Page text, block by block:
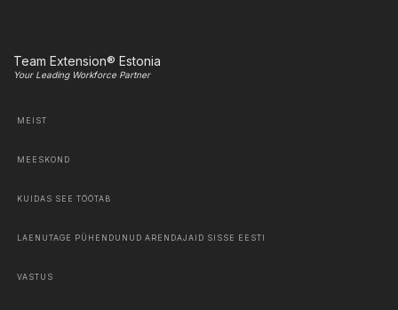
Team Extension® Estonia
Your Leading Workforce Partner
MEIST
MEESKOND
KUIDAS SEE TÖÖTAB
LAENUTAGE PÜHENDUNUD ARENDAJAID SISSE EESTI
VASTUS